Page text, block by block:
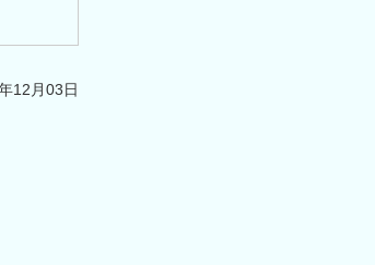
12月03日